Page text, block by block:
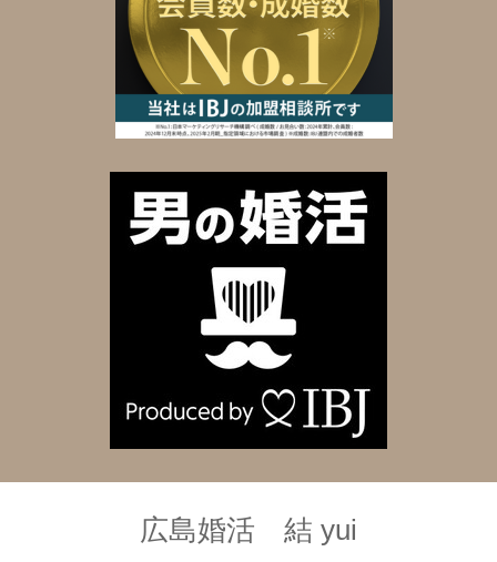
広島婚活 結 yui